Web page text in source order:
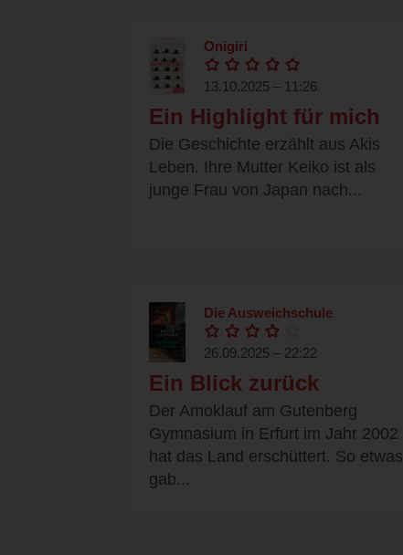
Onigiri
13.10.2025 – 11:26
Ein Highlight für mich
Die Geschichte erzählt aus Akis
Leben. Ihre Mutter Keiko ist als
junge Frau von Japan nach...
Die Ausweichschule
26.09.2025 – 22:22
Ein Blick zurück
Der Amoklauf am Gutenberg
Gymnasium in Erfurt im Jahr 2002
hat das Land erschüttert. So etwas
gab...